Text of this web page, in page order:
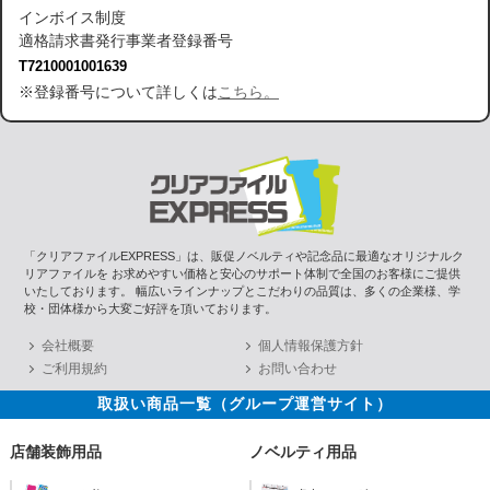
インボイス制度
適格請求書発行事業者登録番号
T7210001001639
※登録番号について詳しくはこちら。
「クリアファイルEXPRESS」は、販促ノベルティや記念品に最適なオリジナルク
リアファイルを お求めやすい価格と安心のサポート体制で全国のお客様にご提供
いたしております。 幅広いラインナップとこだわりの品質は、多くの企業様、学
校・団体様から大変ご好評を頂いております。
会社概要
個人情報保護方針
ご利用規約
お問い合わせ
取扱い商品一覧（グループ運営サイト）
店舗装飾用品 ノベルティ用品